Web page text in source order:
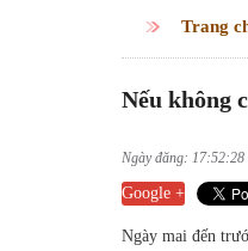
Trang
Nếu không
Ngày đăng: 17:52:28
Google +
Ngày mai đến